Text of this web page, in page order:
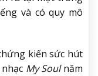
và có quy mô
kiến sức hút
My Soulnăm